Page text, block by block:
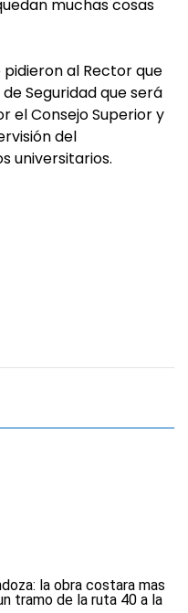
muchas cosas
al Rector que
Seguridad que será
el Consejo Superior y
del
universitarios.